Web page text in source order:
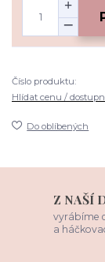
Číslo produktu:
Hlídat cenu /
Do oblíbených
Z NAŠÍ
vyrábíme
a